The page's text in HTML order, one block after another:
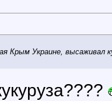
Крым Украине, высаживал